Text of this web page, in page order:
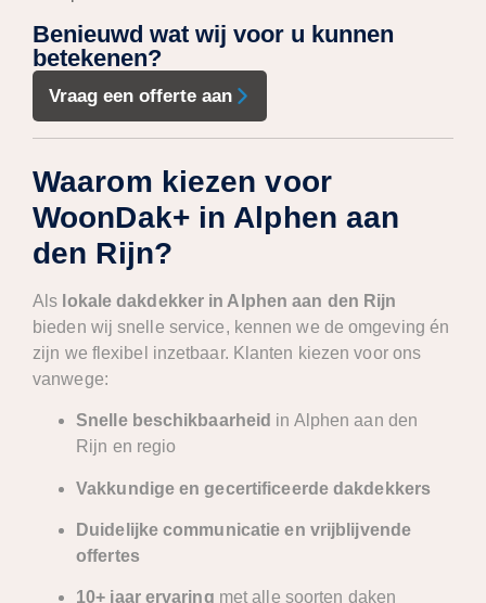
Benieuwd wat wij voor u kunnen
betekenen?
Vraag een offerte aan
Waarom kiezen voor
WoonDak+ in Alphen aan
den Rijn?
Als lokale dakdekker in Alphen aan den Rijn
bieden wij snelle service, kennen we de omgeving én
zijn we flexibel inzetbaar. Klanten kiezen voor ons
vanwege:
Snelle beschikbaarheid in Alphen aan den
Rijn en regio
Vakkundige en gecertificeerde dakdekkers
Duidelijke communicatie en vrijblijvende
offertes
10+ jaar ervaring met alle soorten daken